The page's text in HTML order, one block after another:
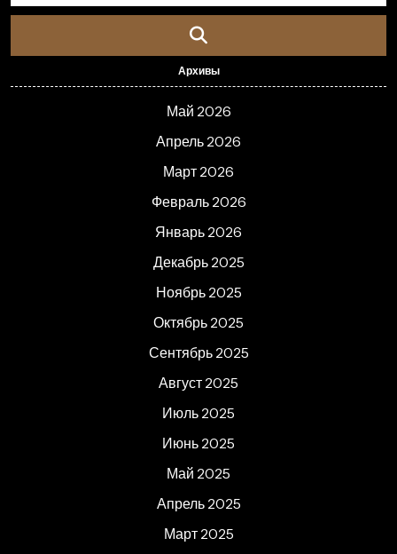
Архивы
Май 2026
Апрель 2026
Март 2026
Февраль 2026
Январь 2026
Декабрь 2025
Ноябрь 2025
Октябрь 2025
Сентябрь 2025
Август 2025
Июль 2025
Июнь 2025
Май 2025
Апрель 2025
Март 2025